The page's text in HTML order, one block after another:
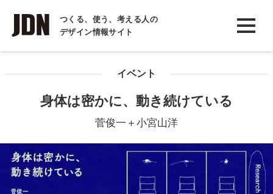
つくる、使う、考える人の
デザイン情報サイト
INTERVIEW
インタビュー
COLUMN
イベント
身体は密かに、動き続けている
菅俊一＋小宮山洋